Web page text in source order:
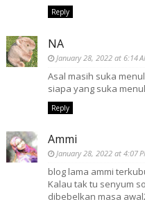
Reply
NA
January 28, 2022 at 6:14
Asal masih suka
siapa yang suka
Reply
Ammi
January 28, 2022 at 4:07
blog lama ammi
Kalau tak tu senyum
dibebelkan masa